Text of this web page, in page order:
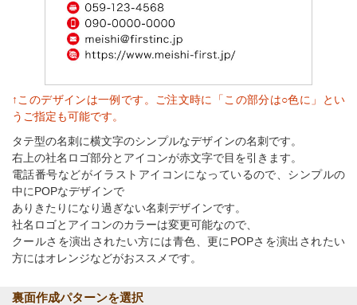
↑このデザインは一例です。ご注文時に「この部分は○色に」とい
うご指定も可能です。
タテ型の名刺に横文字のシンプルなデザインの名刺です。
右上の社名ロゴ部分とアイコンが赤文字で目を引きます。
電話番号などがイラストアイコンになっているので、シンプルの
中にPOPなデザインで
ありきたりになり過ぎない名刺デザインです。
社名ロゴとアイコンのカラーは変更可能なので、
クールさを演出されたい方には青色、更にPOPさを演出されたい
方にはオレンジなどがおススメです。
裏面作成パターンを選択